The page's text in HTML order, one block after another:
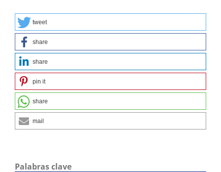
tweet
share
share
pin it
share
mail
Palabras clave